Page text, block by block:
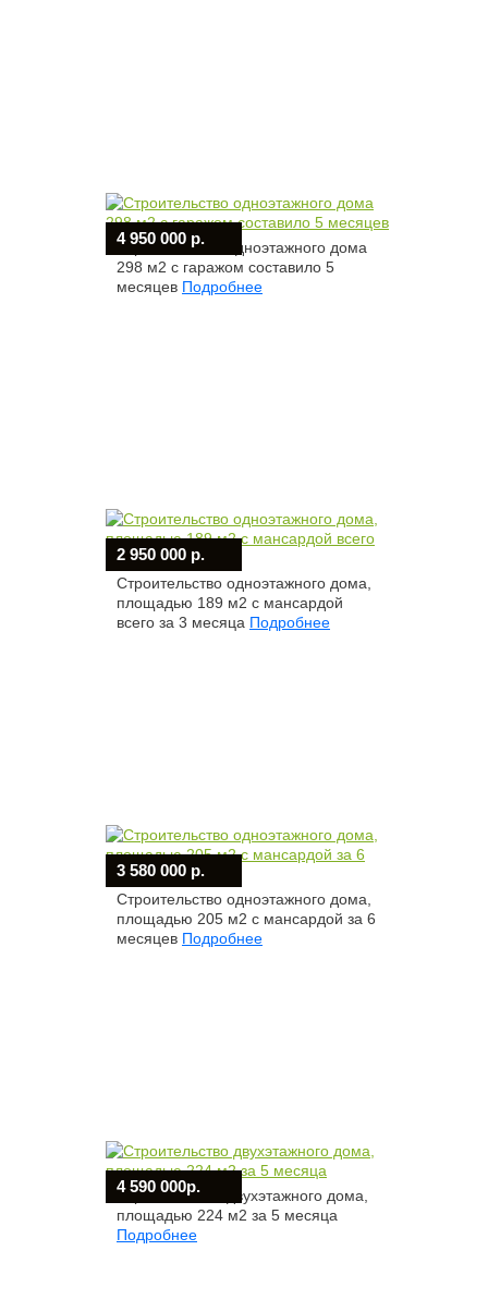
4 950 000 р.
Строительство одноэтажного дома
298 м2 с гаражом составило 5
месяцев Подробнее
2 950 000 р.
Строительство одноэтажного дома,
площадью 189 м2 с мансардой
всего за 3 месяца Подробнее
3 580 000 р.
Строительство одноэтажного дома,
площадью 205 м2 с мансардой за 6
месяцев Подробнее
4 590 000р.
Строительство двухэтажного дома,
площадью 224 м2 за 5 месяца
Подробнее